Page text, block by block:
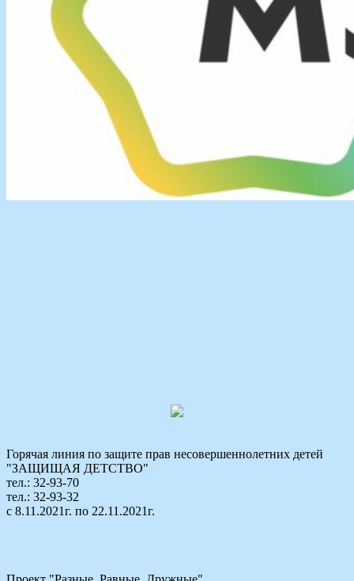
Горячая линия по защите прав несовершеннолетних детей
"ЗАЩИЩАЯ ДЕТСТВО"
тел.: 32-93-70
тел.: 32-93-32
с 8.11.2021г. по 22.11.2021г.